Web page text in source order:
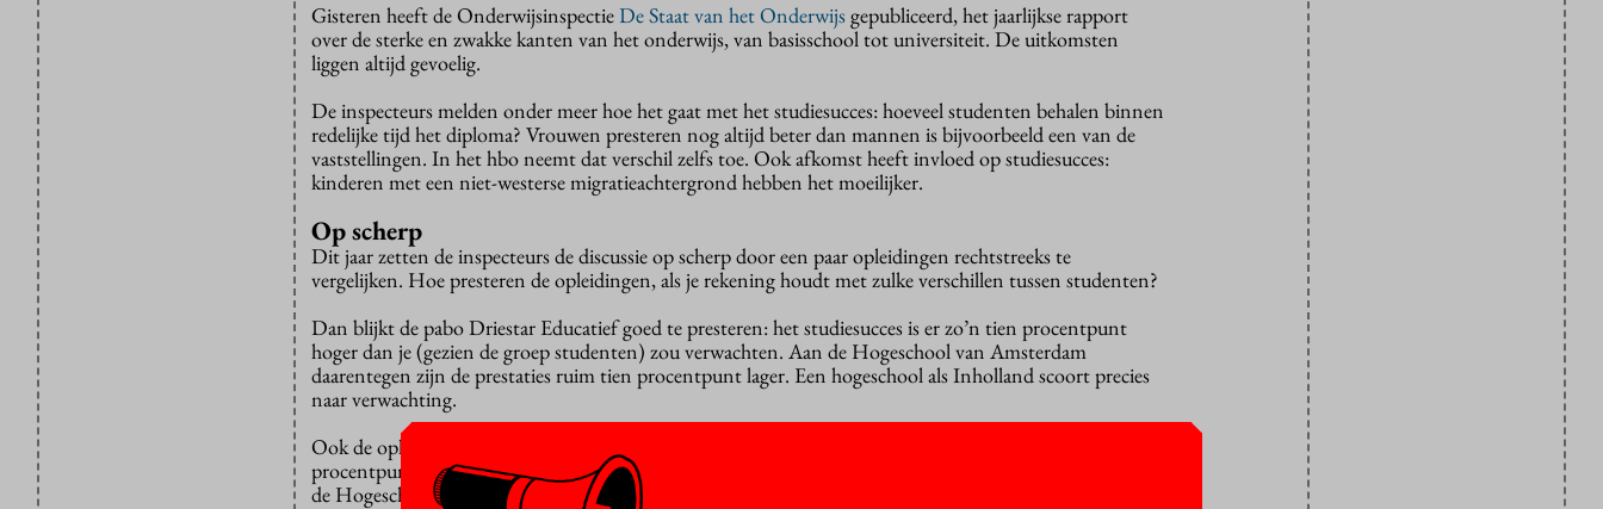
Gisteren heeft de OnderwijsinspectieDe Staat van het Onderwijsgepubliceerd, het jaarlijkse rapport
over de sterke en zwakke kanten van het onderwijs, van basisschool tot universiteit. De uitkomsten
liggen altijd gevoelig.
De inspecteurs melden onder meer hoe het gaat met het studiesucces: hoeveel studenten behalen binnen
redelijke tijd het diploma? Vrouwen presteren nog altijd beter dan mannen is bijvoorbeeld een van de
vaststellingen. In het hbo neemt dat verschil zelfs toe. Ook afkomst heeft invloed op studiesucces:
kinderen met een niet-westerse migratieachtergrond hebben het moeilijker.
Op scherp
Dit jaar zetten de inspecteurs de discussie op scherp door een paar opleidingen rechtstreeks te
vergelijken. Hoe presteren de opleidingen, als je rekening houdt met zulke verschillen tussen studenten?
Dan blijkt de pabo Driestar Educatief goed te presteren: het studiesucces is er zo’n tien procentpunt
hoger dan je (gezien de groep studenten) zou verwachten. Aan de Hogeschool van Amsterdam
daarentegen zijn de prestaties ruim tien procentpunt lager. Een hogeschool als Inholland scoort precies
naar verwachting.
Ook de opleidingen hbo-rechten verschillen fors. Fontys en Avans presteren bijvoorbeeld ruim tien
procentpunt hoger dan verwacht, terwijl de Hanzehogeschool Groningen, de Hogeschool Inholland en
de Hogeschool Leiden tien procentpunt te laag scoren.